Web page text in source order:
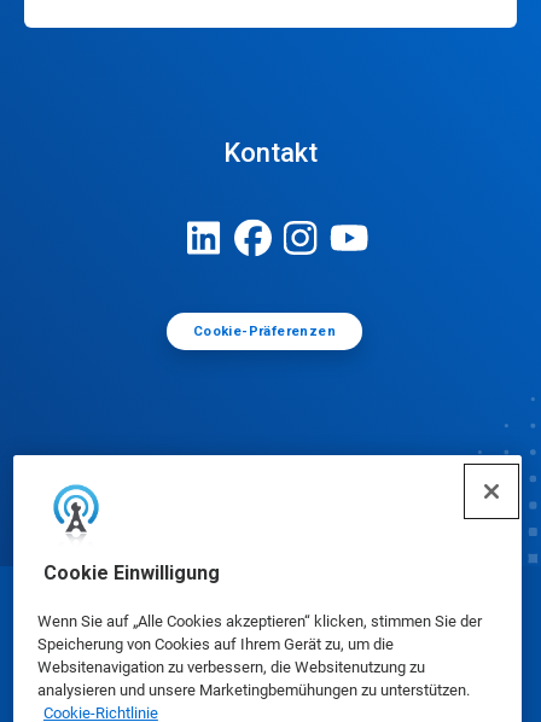
Cookie Einwilligung
Wenn Sie auf „Alle Cookies akzeptieren“ klicken, stimmen Sie der
Speicherung von Cookies auf Ihrem Gerät zu, um die
Websitenavigation zu verbessern, die Websitenutzung zu
analysieren und unsere Marketingbemühungen zu unterstützen.
Cookie-Richtlinie
Kontakt
Cookie-Präferenzen
© Ecolab Inc. 2025
Sicherheitsdatenblätter|Datenschutzrichtlinie